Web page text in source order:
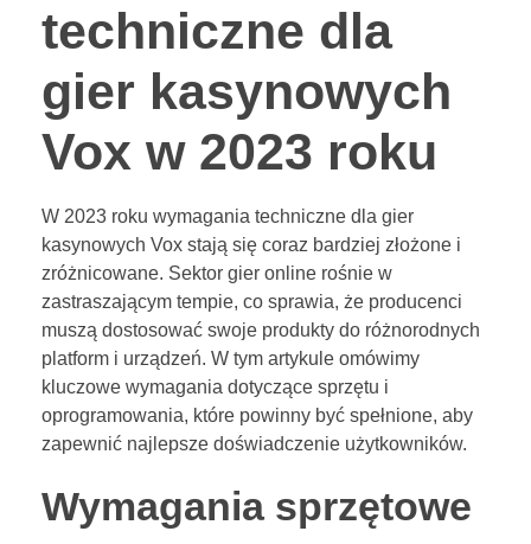
techniczne dla
gier kasynowych
Vox w 2023 roku
W 2023 roku wymagania techniczne dla gier
kasynowych Vox stają się coraz bardziej złożone i
zróżnicowane. Sektor gier online rośnie w
zastraszającym tempie, co sprawia, że producenci
muszą dostosować swoje produkty do różnorodnych
platform i urządzeń. W tym artykule omówimy
kluczowe wymagania dotyczące sprzętu i
oprogramowania, które powinny być spełnione, aby
zapewnić najlepsze doświadczenie użytkowników.
Wymagania sprzętowe